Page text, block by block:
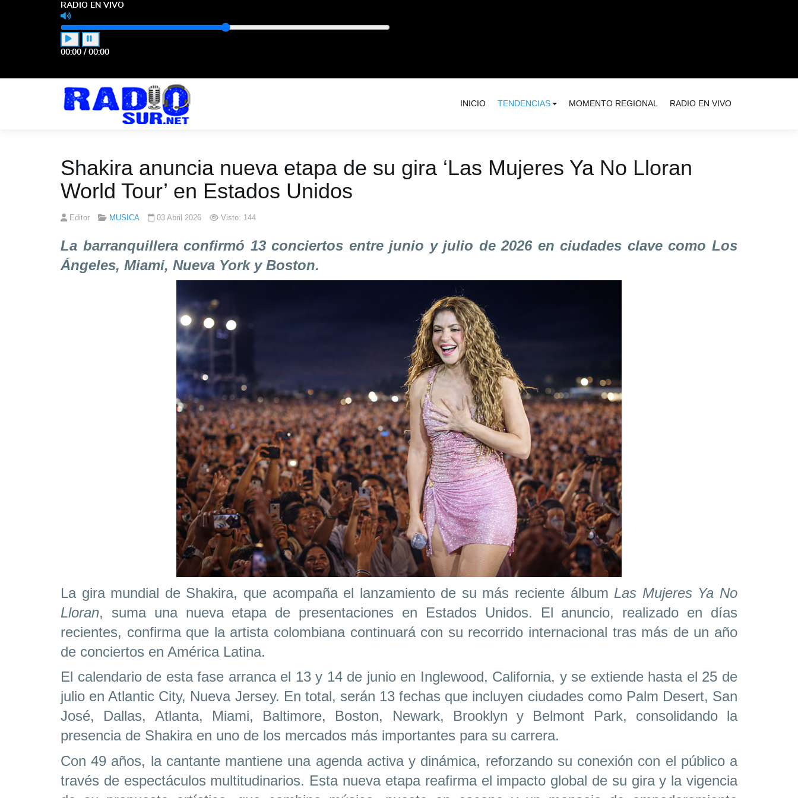
RADIO EN VIVO
00:00 / 00:00
INICIO TENDENCIAS MOMENTO REGIONAL RADIO EN VIVO
Shakira anuncia nueva etapa de su gira ‘Las Mujeres Ya No Lloran
World Tour’ en Estados Unidos
Editor MUSICA 03 Abril 2026 Visto: 144
La barranquillera confirmó 13 conciertos entre junio y julio de 2026 en ciudades clave como Los
Ángeles, Miami, Nueva York y Boston.
La gira mundial de Shakira, que acompaña el lanzamiento de su más reciente álbum Las Mujeres Ya No
Lloran, suma una nueva etapa de presentaciones en Estados Unidos. El anuncio, realizado en días
recientes, confirma que la artista colombiana continuará con su recorrido internacional tras más de un año
de conciertos en América Latina.
El calendario de esta fase arranca el 13 y 14 de junio en Inglewood, California, y se extiende hasta el 25 de
julio en Atlantic City, Nueva Jersey. En total, serán 13 fechas que incluyen ciudades como Palm Desert, San
José, Dallas, Atlanta, Miami, Baltimore, Boston, Newark, Brooklyn y Belmont Park, consolidando la
presencia de Shakira en uno de los mercados más importantes para su carrera.
Con 49 años, la cantante mantiene una agenda activa y dinámica, reforzando su conexión con el público a
través de espectáculos multitudinarios. Esta nueva etapa reafirma el impacto global de su gira y la vigencia